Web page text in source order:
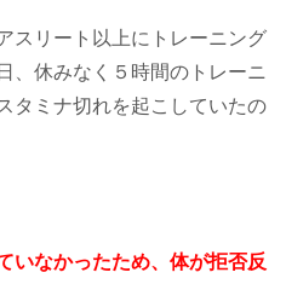
スリート以上にトレーニング
、休みなく５時間のトレーニ
タミナ切れを起こしていたの
いなかったため、体が拒否反